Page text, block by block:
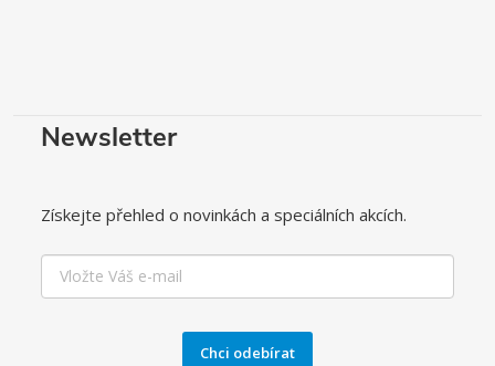
Newsletter
Získejte přehled o novinkách a speciálních akcích.
Chci odebírat